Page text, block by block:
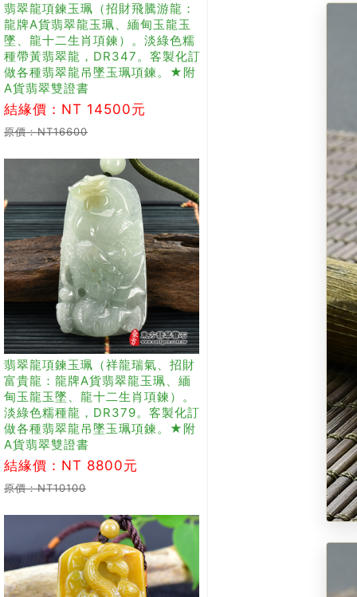
翡翠龍項鍊玉珮（招財飛騰游龍：
龍牌A貨翡翠龍玉珮、緬甸玉龍玉
墜、龍十二生肖項鍊）。淡綠色糯
種帶黃翡翠龍，DR347。客製化訂
做各種翡翠龍吊墜玉珮項鍊。★附
A貨翡翠雙證書
結緣價：NT 14500元
原價：NT16600
翡翠龍項鍊玉珮（祥龍瑞氣、招財
富貴龍：龍牌A貨翡翠龍玉珮、緬
甸玉龍玉墜、龍十二生肖項鍊）。
淡綠色糯種龍，DR379。客製化訂
做各種翡翠龍吊墜玉珮項鍊。★附
A貨翡翠雙證書
結緣價：NT 8800元
原價：NT10100